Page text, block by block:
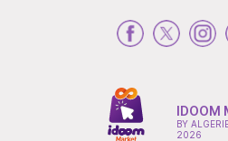
IDOOM
BY
2026